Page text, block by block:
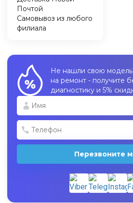
Почтой
Самовывоз из любого
филиала
Не нашли свою
на ремонт - получите
диагностику и 5%
Перезвоните